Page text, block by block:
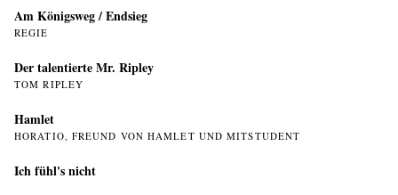
Am Königsweg / Endsieg
REGIE
Der talentierte Mr. Ripley
TOM RIPLEY
Hamlet
HORATIO, FREUND VON HAMLET UND MITSTUDENT
Ich fühl's nicht